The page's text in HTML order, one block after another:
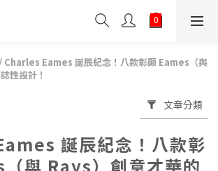
/ Charles Eames 誕辰紀念！八款彰顯 Eames（與
性設計！
文章分類
誕辰紀念！八款彰
與 Rays）創意才華的